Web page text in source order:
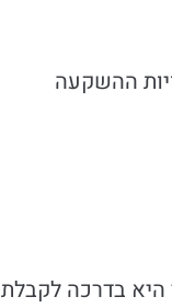
ההשקעה
נוספת בת 4 שנים, התבשרה יוון כי היא בדרכה לקבלת